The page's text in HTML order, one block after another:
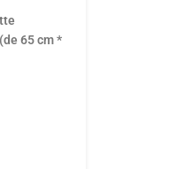
65 cm *